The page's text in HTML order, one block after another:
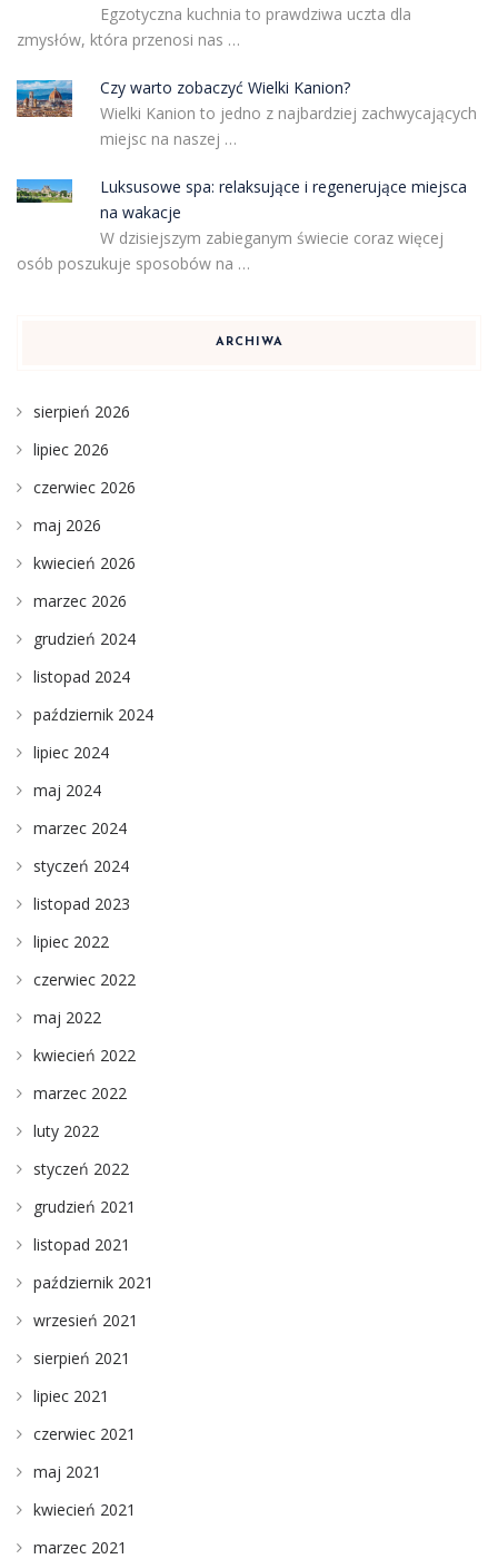
Egzotyczna kuchnia to prawdziwa uczta dla
zmysłów, która przenosi nas …
Czy warto zobaczyć Wielki Kanion?
Wielki Kanion to jedno z najbardziej zachwycających
miejsc na naszej …
Luksusowe spa: relaksujące i regenerujące miejsca
na wakacje
W dzisiejszym zabieganym świecie coraz więcej
osób poszukuje sposobów na …
ARCHIWA
sierpień 2026
lipiec 2026
czerwiec 2026
maj 2026
kwiecień 2026
marzec 2026
grudzień 2024
listopad 2024
październik 2024
lipiec 2024
maj 2024
marzec 2024
styczeń 2024
listopad 2023
lipiec 2022
czerwiec 2022
maj 2022
kwiecień 2022
marzec 2022
luty 2022
styczeń 2022
grudzień 2021
listopad 2021
październik 2021
wrzesień 2021
sierpień 2021
lipiec 2021
czerwiec 2021
maj 2021
kwiecień 2021
marzec 2021